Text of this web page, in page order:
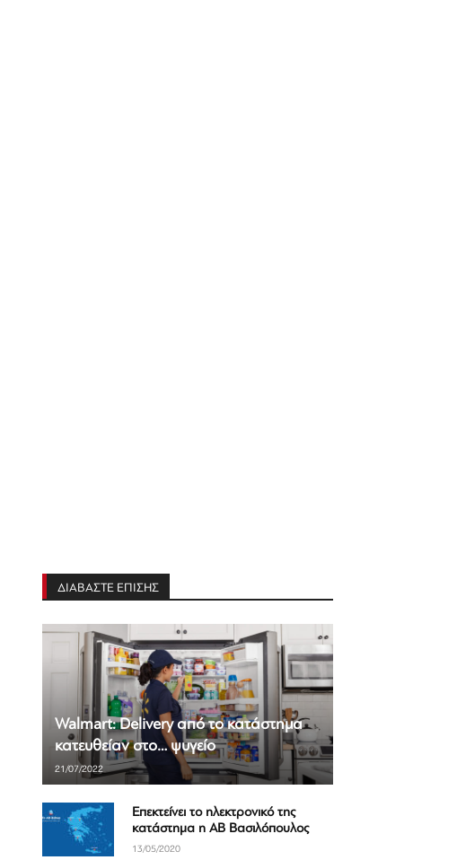
ΔΙΑΒΑΣΤΕ ΕΠΙΣΗΣ
Walmart: Delivery από το κατάστημα
κατευθείαν στο… ψυγείο
21/07/2022
Επεκτείνει το ηλεκτρονικό της
κατάστημα η ΑΒ Βασιλόπουλος
13/05/2020